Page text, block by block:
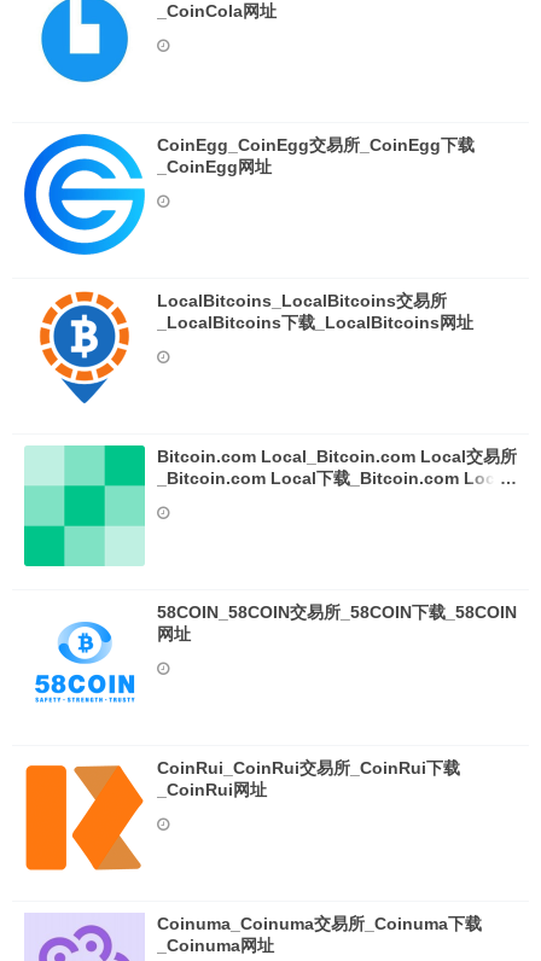
_CoinCola网址
CoinEgg_CoinEgg交易所_CoinEgg下载
_CoinEgg网址
LocalBitcoins_LocalBitcoins交易所
_LocalBitcoins下载_LocalBitcoins网址
Bitcoin.com Local_Bitcoin.com Local交易所
_Bitcoin.com Local下载_Bitcoin.com Local
58COIN_58COIN交易所_58COIN下载_58COIN
网址
CoinRui_CoinRui交易所_CoinRui下载
_CoinRui网址
Coinuma_Coinuma交易所_Coinuma下载
_Coinuma网址